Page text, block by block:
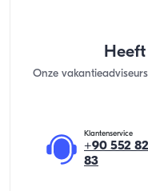
Onze
Klantenservice
+90 552
83